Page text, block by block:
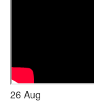
26 Aug